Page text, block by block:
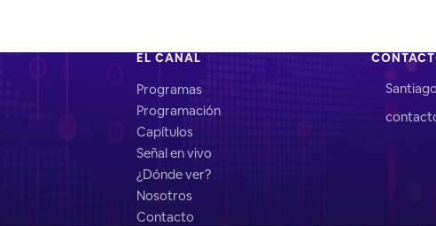
EL CANAL
Programas
Programación
Capítulos
Señal en vivo
¿Dónde ver?
Nosotros
Contacto